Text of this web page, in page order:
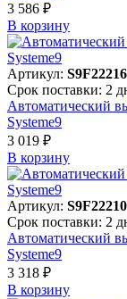
3 586 ₽
В корзинy
Артикул: S9F22216
Срок поставки: 2
Автоматический
Systeme9
3 019 ₽
В корзинy
Артикул: S9F22210
Срок поставки: 2
Автоматический
Systeme9
3 318 ₽
В корзинy